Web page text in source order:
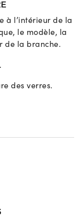
à l’intérieur de la
le modèle, la
de la branche.
des verres.